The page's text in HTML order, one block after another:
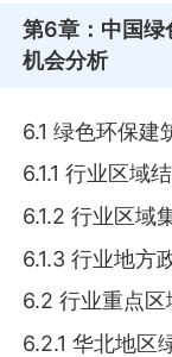
第6章 ：中国
机会分析
6.1 绿色环保建
6.1.1 行业区域
6.1.2 行业区域
6.1.3 行业地方
6.2 行业重点
6.2.1 华北地区